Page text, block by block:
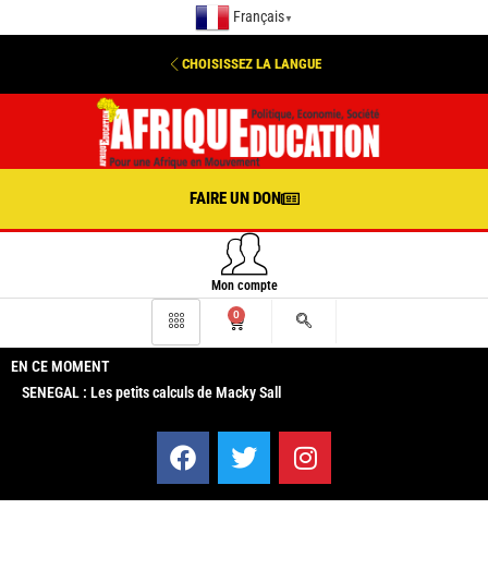
Français ▼
CHOISISSEZ LA LANGUE
FAIRE UN DON
Mon compte
0
EN CE MOMENT
SENEGAL : Les petits calculs de Macky Sall